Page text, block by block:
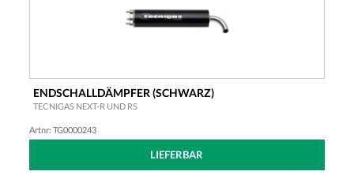
ENDSCHALLDÄMPFER (SCHWARZ)
TECNIGAS NEXT-R UND RS
Artnr: TG0000243
LIEFERBAR